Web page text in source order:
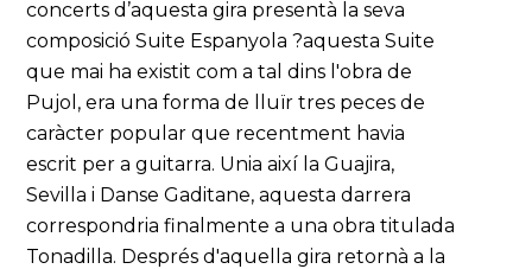
concerts d’aquesta gira presentà la seva
composició Suite Espanyola ?aquesta Suite
que mai ha existit com a tal dins l'obra de
Pujol, era una forma de lluïr tres peces de
caràcter popular que recentment havia
escrit per a guitarra. Unia així la Guajira,
Sevilla i Danse Gaditane, aquesta darrera
correspondria finalmente a una obra titulada
Tonadilla. Després d'aquella gira retornà a la